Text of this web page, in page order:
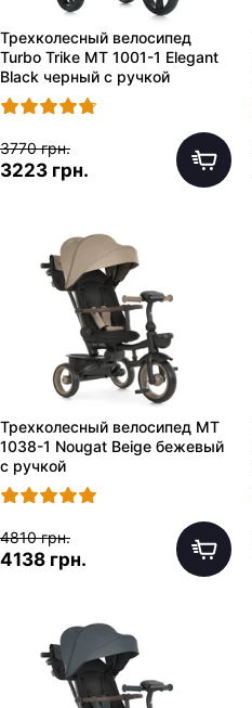
Трехколесный велосипед
Turbo Trike MT 1001-1 Elegant
Black черный с ручкой
3770 грн.
3223 грн.
Трехколесный велосипед MT
1038-1 Nougat Beige бежевый
с ручкой
4810 грн.
4138 грн.